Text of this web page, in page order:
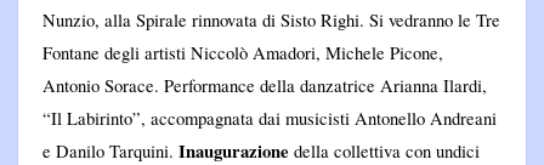
Nunzio, alla Spirale rinnovata di Sisto Righi. Si vedranno le Tre
Fontane degli artisti Niccolò Amadori, Michele Picone,
Antonio Sorace. Performance della danzatrice Arianna Ilardi,
“Il Labirinto”, accompagnata dai musicisti Antonello Andreani
e Danilo Tarquini. Inaugurazione della collettiva con undici